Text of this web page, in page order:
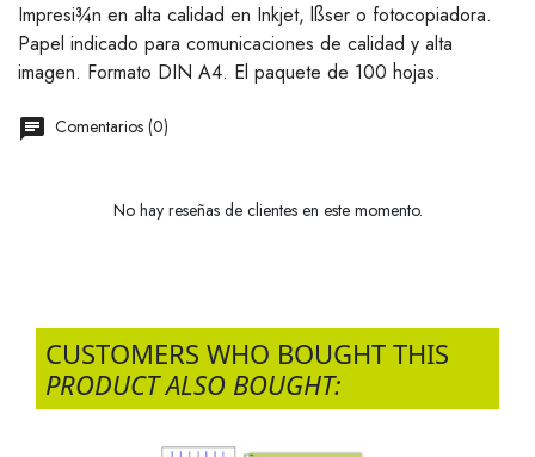
Impresi¾n en alta calidad en Inkjet, lßser o fotocopiadora.
Papel indicado para comunicaciones de calidad y alta
imagen. Formato DIN A4. El paquete de 100 hojas.
Comentarios (0)
No hay reseñas de clientes en este momento.
CUSTOMERS WHO BOUGHT THIS
PRODUCT ALSO BOUGHT: